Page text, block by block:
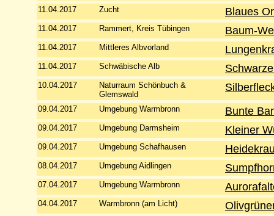
11.04.2017 Zucht Blaues
11.04.2017 Rammert, Kreis Tübingen Baum-
11.04.2017 Mittleres Albvorland
11.04.2017 Schwäbische Alb
10.04.2017
Naturraum Schönbuch &
Glemswald
09.04.2017 Umgebung Warmbronn Bunte
09.04.2017 Umgebung Darmsheim Kleiner
09.04.2017 Umgebung Schafhausen
08.04.2017 Umgebung Aidlingen
07.04.2017 Umgebung Warmbronn
04.04.2017 Warmbronn (am Licht)